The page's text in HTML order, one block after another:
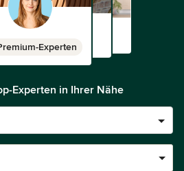
Experten
Experten in Ihrer Nähe